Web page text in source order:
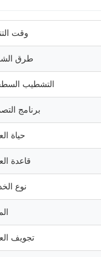
وقت
طرق
التشطيب
برنامج
حياة
قاعدة
نوع
تجويف